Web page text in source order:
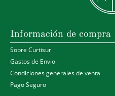
Información de compra
Sobre Curtisur
Gastos de Envio
Condiciones generales de venta
Pago Seguro